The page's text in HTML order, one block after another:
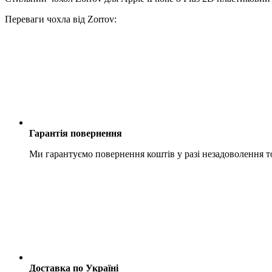
Переваги чохла від Zorrov:
Гарантія повернення
Ми гарантуємо повернення коштів у разі незадоволення
Доставка по Україні